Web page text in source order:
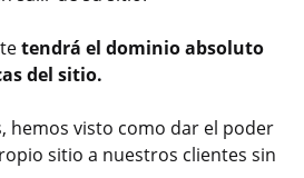
tendrá el dominio absoluto
del sitio.
hemos visto como dar el poder
sitio a nuestros clientes sin